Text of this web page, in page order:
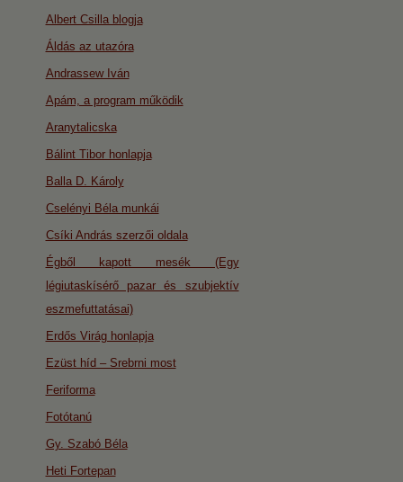
Albert Csilla blogja
Áldás az utazóra
Andrassew Iván
Apám, a program működik
Aranytalicska
Bálint Tibor honlapja
Balla D. Károly
Cselényi Béla munkái
Csíki András szerzői oldala
Égből kapott mesék (Egy
légiutaskísérő pazar és szubjektív
eszmefuttatásai)
Erdős Virág honlapja
Ezüst híd – Srebrni most
Feriforma
Fotótanú
Gy. Szabó Béla
Heti Fortepan